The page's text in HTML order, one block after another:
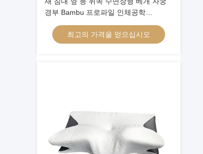
경부 Bambu 프로파일 인체공학
Memory Foam Pillow 고형 머리
최고의 가격을 얻으십시오